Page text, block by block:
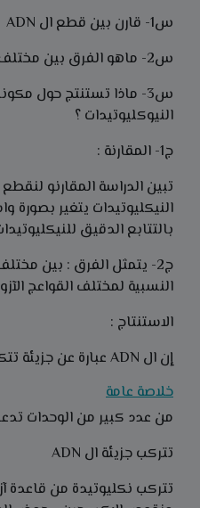
س1- قارن بين قطع ال ADN ؟
س2- ماهو الفرق بين مختلف المورثات ؟
النيوكليوتيدات ؟
ج1- المقارنة :
النيكليوتيدات يتغير
بالتتابع الدقيق
ج2- يتمثل الفرق : بين
النسبية لمختلف القواعج
الاستنتاج :
إن ال ADN عبارة عن جزيئة تتكون من تتايع النيكليوتيدات
خلاصة عامة
من عدد كبير من الوحدات
تتركب جزيئة ال ADN
تتركب نكليوتيدة من